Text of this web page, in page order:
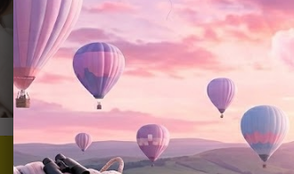
סקירה מורחבת למושב
בטיחות i-Harbour
Signature מבית Joie
קרא עוד